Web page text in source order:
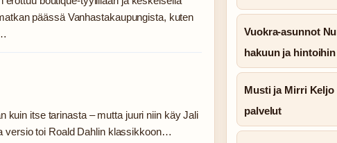
päässä Vanhastakaupungista, kuten
kuin itse tarinasta – mutta juuri niin käy Jali
versio toi Roald Dahlin klassikkoon…
Vuokra-asunnot
hakuun ja hintoihin
Musti ja Mirri Keljo
palvelut